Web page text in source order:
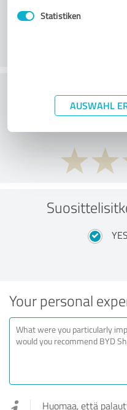
Statistiken
AUSWAHL
What do
YES
Your personal
Huomaa, että